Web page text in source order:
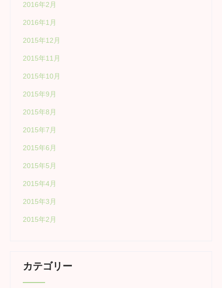
2016年2月
2016年1月
2015年12月
2015年11月
2015年10月
2015年9月
2015年8月
2015年7月
2015年6月
2015年5月
2015年4月
2015年3月
2015年2月
カテゴリー